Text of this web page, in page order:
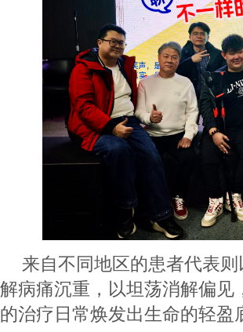
来自不同地区的患者代表
解病痛沉重，以坦荡消解偏
的治疗日常焕发出生命的轻盈